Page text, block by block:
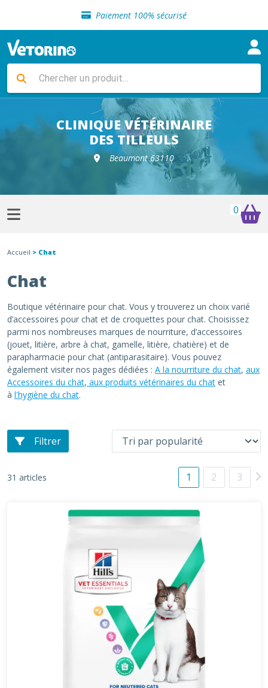
Paiement 100% sécurisé
Livraison gratuite en clinique vétérinaire
Sélection de croquettes vétérinaire
Livraison gratuite en clinique vétérinaire
Retour gratuit en clinique
Sélection de croquettes vétérinaire
CLINIQUE VÉTÉRINAIRE
DES TILLEULS
Beaumont 63110
0
Accueil > Chat
Chat
Boutique vétérinaire pour chat. Vous y trouverez un choix varié
d’accessoires pour chat et de croquettes pour chat. Choisissez
parmi nos nombreuses marques de nourriture, d’accessoires
(jouet, litière, arbre à chat, gamelle, litière, chatière) et de
parapharmacie pour chat (antiparasitaire). Vous pouvez
également visiter nos pages dédiées : A la nourriture du chat, aux
Accessoires du chat, aux produits vétérinaires du chat et
à l'hygiène du chat.
Filtrer
31 articles 1 2 3